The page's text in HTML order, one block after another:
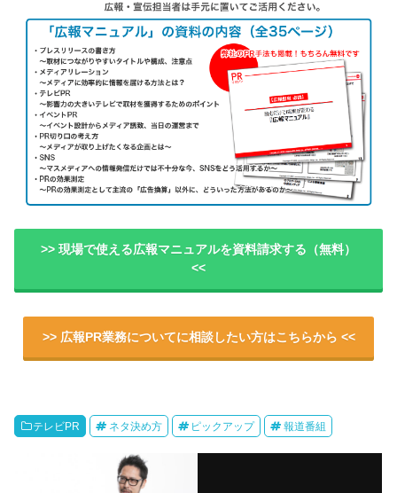
>> 現場で使える広報マニュアルを資料請求する（無料）
<<
>> 広報PR業務についてに相談したい方はこちらから <<
テレビPR ネタ決め方 ピックアップ 報道番組